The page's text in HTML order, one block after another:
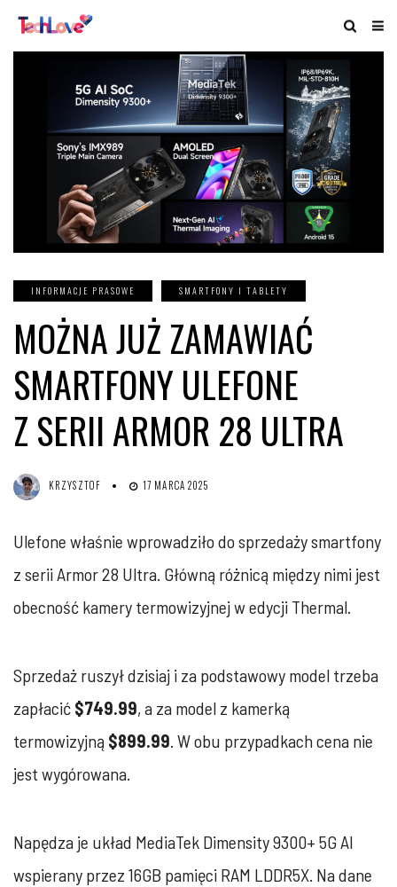
INFORMACJE PRASOWE SMARTFONY I TABLETY
MOŻNA JUŻ ZAMAWIAĆ
SMARTFONY ULEFONE
Z SERII ARMOR 28 ULTRA
KRZYSZTOF 17 MARCA 2025
Ulefone właśnie wprowadziło do sprzedaży smartfony
z serii Armor 28 Ultra. Główną różnicą między nimi jest
obecność kamery termowizyjnej w edycji Thermal.
Sprzedaż ruszył dzisiaj i za podstawowy model trzeba
zapłacić $749.99, a za model z kamerką
termowizyjną $899.99. W obu przypadkach cena nie
jest wygórowana.
Napędza je układ MediaTek Dimensity 9300+ 5G AI
wspierany przez 16GB pamięci RAM LDDR5X. Na dane